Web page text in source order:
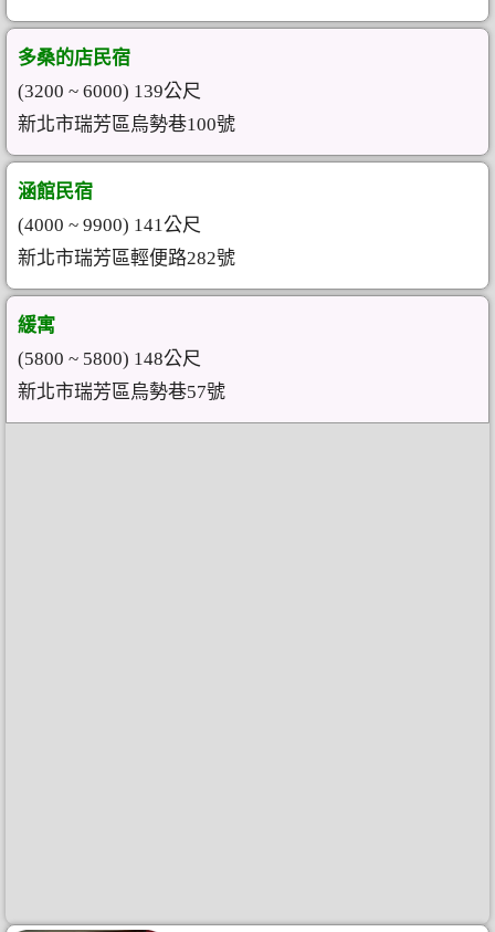
多桑的店民宿
(3200 ~ 6000) 139公尺
新北市瑞芳區烏勢巷100號
涵館民宿
(4000 ~ 9900) 141公尺
新北市瑞芳區輕便路282號
緩寓
(5800 ~ 5800) 148公尺
新北市瑞芳區烏勢巷57號